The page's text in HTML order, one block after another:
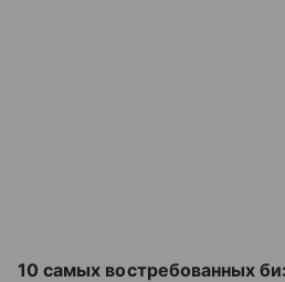
10 самых востребованных